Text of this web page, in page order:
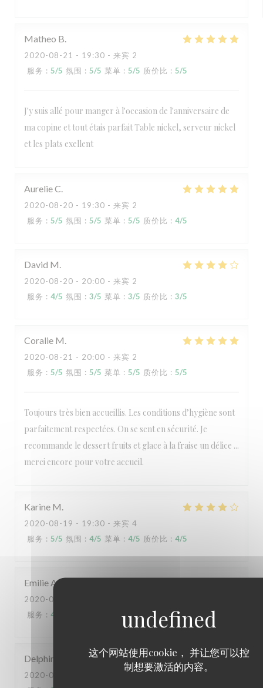
这个网站使用cookie， 并让您可以控
制想要激活的内容。
Matheo B
2020-08-21 - 19:30 - 来宾 2
服务 : 5/5 氛围 : 5/5 菜单 : 5/5 质价比 : 5/5
J'y suis allé pour manger à l'occasion de l'anniversaire de
ma copine et tout étais parfait Table nickel, serveur nickel
et les plats exellent
AurelieC
2020-08-20 - 19:30 - 来宾 2
服务 : 5/5 氛围 : 5/5 菜单 : 5/5 质价比 : 4/5
David M
2020-08-20 - 20:00 - 来宾 2
服务 : 4/5 氛围 : 3/5 菜单 : 3/5 质价比 : 3/5
Coralie M
2020-08-21 - 20:00 - 来宾 2
服务 : 5/5 氛围 : 5/5 菜单 : 5/5 质价比 : 5/5
Toujours très bien accueillis. Les conditions d’hygiène sont
parfaitement respectées. On se sent en sécurité. Je
recommande le dessert fruits et glace à la fraise un délice ...
merci encore pour votre accueil.
Karine M
2020-08-19 - 19:30 - 来宾 4
服务 : 5/5 氛围 : 4/5 菜单 : 4/5 质价比 : 4/5
EmilieA
2020-08-20
服务 : 4 : 4 /5 质价比 : 4 /5
Delphine
2020-08-18
- 20:00 - 来宾 3